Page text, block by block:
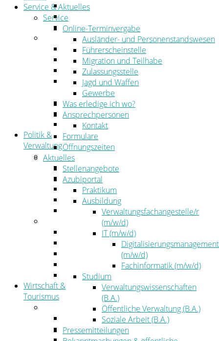
Ansprechpersonen
Formulare
Öffnungszeiten
Aktuelles
Stellenangebote
Azubiportal
Pressemitteilungen
Bekanntmachungen & öffentliche
Zustellungen
Kehrbezirksausschreibungen
Amtsblatt
Öffentliche Ausschreibungen
Politik &
Verwaltung
Politik
Kreistag
Kreistagsinformationssystem
Bürgerinformationssystem
Wahlen
Der Landrat
Kommunalaufsicht
Zahlen, Daten, Fakten
Wirtschaft &
Tourismus
Wirtschaftsförderung
Gewerbeflächen und Unternehmen
Service & Aktuelles
Service
Online-Terminvergabe
Ausländer- und Personenstandswesen
Führerscheinstelle
Migration und Teilhabe
Zulassungsstelle
Jagd und Waffen
Gewerbe
Was erledige ich wo?
Ansprechpersonen
Kontakt
Formulare
Öffnungszeiten
Aktuelles
Stellenangebote
Azubiportal
Praktikum
Ausbildung
Verwaltungsfachangestelle/r
(m/w/d)
IT (m/w/d)
Digitalisierungsmanagement
(m/w/d)
Fachinformatik (m/w/d)
Studium
Verwaltungswissenschaften
(B.A.)
Öffentliche Verwaltung (B.A.)
Soziale Arbeit (B.A.)
Pressemitteilungen